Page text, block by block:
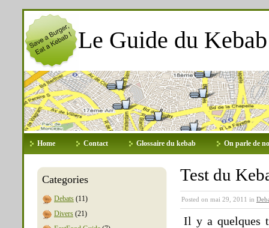
Le Guide du Kebab
Home Contact Glossaire du kebab On parle de
Categories
Debats (11)
Divers (21)
Test du
Posted on mai 29, 2011 in
Il y a quelques